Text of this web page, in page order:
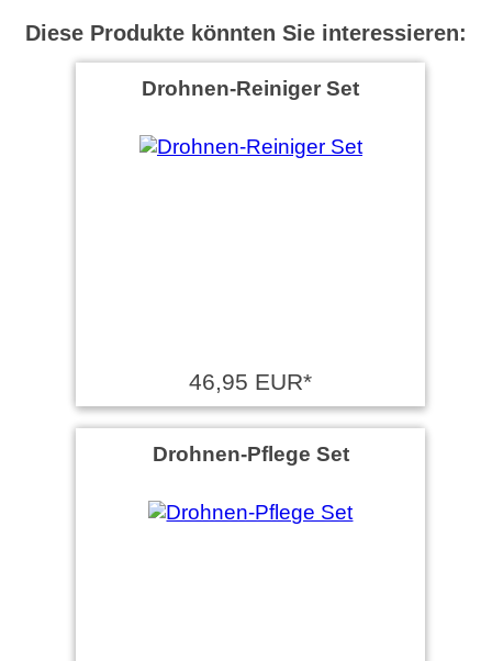
Diese Produkte könnten Sie interessieren:
Drohnen-Reiniger Set
46,95 EUR*
Drohnen-Pflege Set